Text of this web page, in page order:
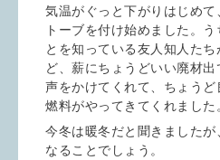
気温がぐっと下がりはじめ
トーブを付け始めました。
とを知っている友人知人た
ど、薪にちょうどいい廃材
声をかけてくれて、ちょう
燃料がやってきてくれました
今冬は暖冬だと聞きましたが
なることでしょう。